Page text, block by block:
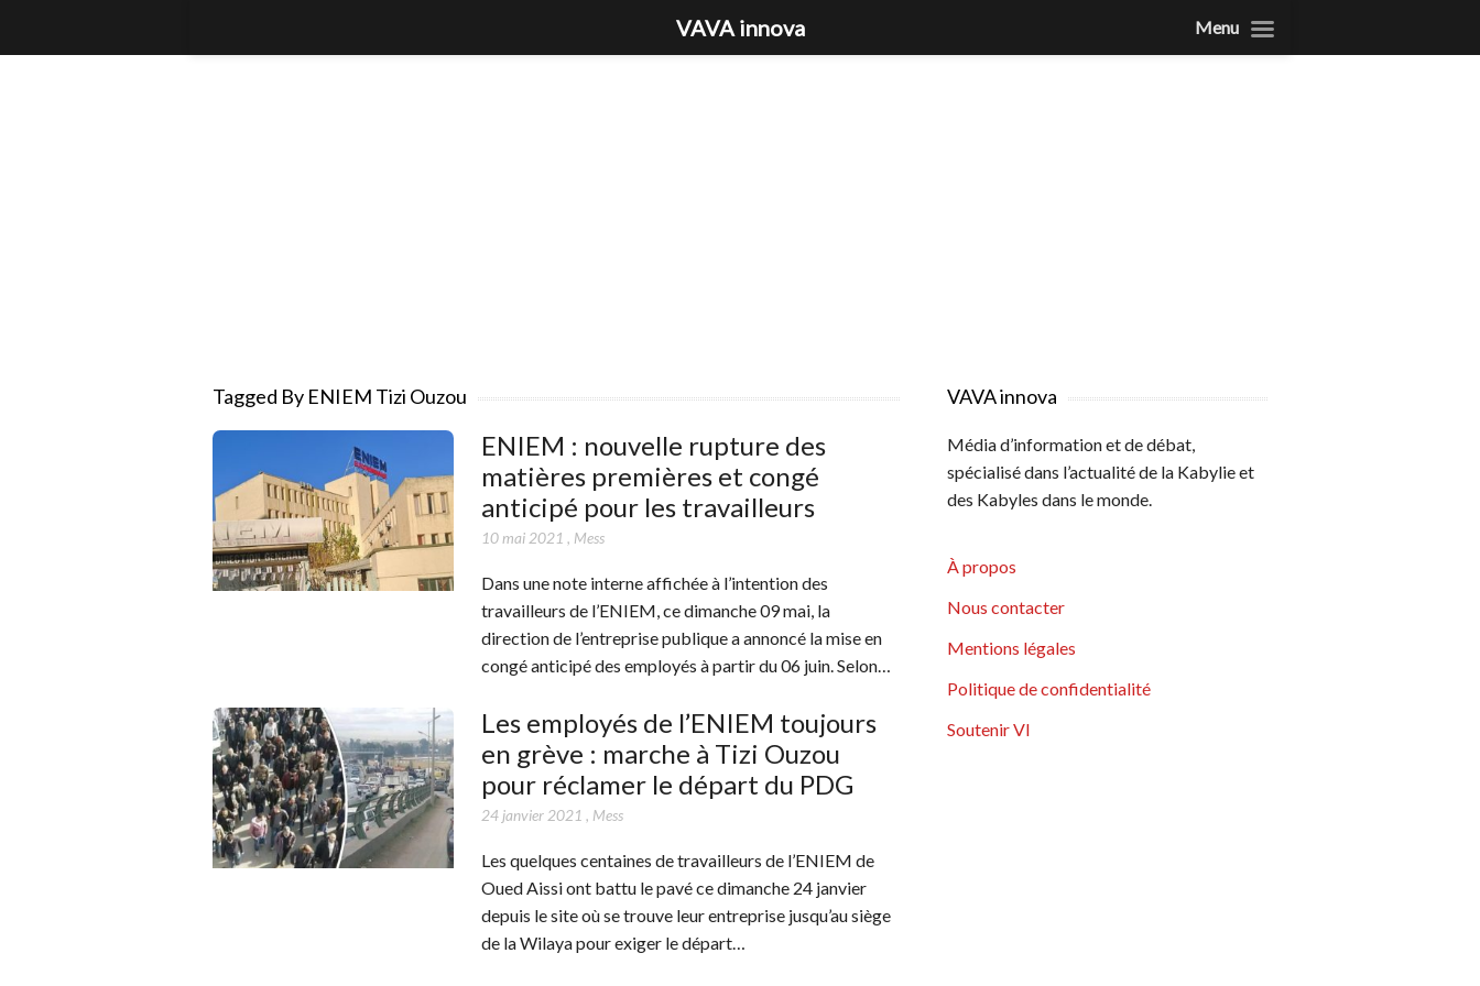
Tagged By ENIEM Tizi Ouzou
ENIEM : nouvelle rupture des
matières premières et congé
anticipé pour les travailleurs
10 mai 2021 , Mess
Dans une note interne affichée à l’intention des
travailleurs de l’ENIEM, ce dimanche 09 mai, la
direction de l’entreprise publique a annoncé la mise en
congé anticipé des employés à partir du 06 juin. Selon…
Les employés de l’ENIEM toujours
en grève : marche à Tizi Ouzou
pour réclamer le départ du PDG
24 janvier 2021 , Mess
Les quelques centaines de travailleurs de l’ENIEM de
Oued Aissi ont battu le pavé ce dimanche 24 janvier
depuis le site où se trouve leur entreprise jusqu’au siège
de la Wilaya pour exiger le départ…
VAVA innova
Média d’information et de débat,
spécialisé dans l’actualité de la Kabylie et
des Kabyles dans le monde.
À propos
Nous contacter
Mentions légales
Politique de confidentialité
Soutenir VI
VAVA innova Menu